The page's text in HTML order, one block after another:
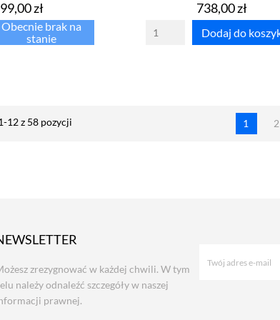
zł
Obecnie brak na
stanie
Cena
738,00 zł
Dodaj do
12 z 58 pozycji 1 2
zrezygnować w każdej chwili. W tym
należy odnaleźć szczegóły w naszej
prawnej.